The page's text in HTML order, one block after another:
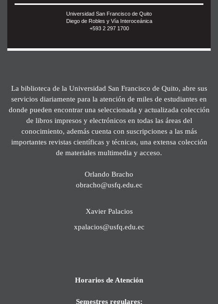
Universidad San Francisco de Quito
Diego de Robles y Vía Interoceánica
+593 2 297 1700
La biblioteca de la Universidad San Francisco de Quito, abre sus
servicios diariamente para la atención de miles de estudiantes en
donde pueden encontrar una seleccionada y actualizada colección
de libros impresos y electrónicos en todas las áreas del
conocimiento, además cuenta con suscripciones a las más
importantes revistas científicas y técnicas, una extensa colección
de materiales multimedia y acceso.
Orlando Bracho
obracho@usfq.edu.ec
Xavier Palacios
xpalacios@usfq.edu.ec
Horarios de Atención
Semestres regulares: